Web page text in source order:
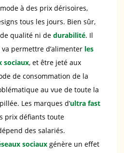
à des prix dérisoires,
tous les jours. Bien sûr,
qualité ni de durabilité. Il
va permettre d’alimenter les
sociaux, et être jeté aux
de consommation de la
au vue de toute la
Les marques d’ultra fast
prix défiants toute
des salariés.
sociaux génère un effet